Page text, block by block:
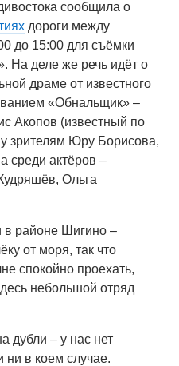
сообщила о
дороги между
до 15:00 для съёмки
На деле же речь идёт о
драме от известного
«Обнальщик» –
Акопов (известный по
зрителям Юру Борисова,
среди актёров –
Ольга
в районе Шигино –
от моря, так что
спокойно проехать,
небольшой отряд
дубли – у нас нет
ни в коем случае.